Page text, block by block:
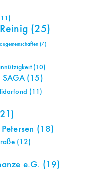
(25)
(7)
(10)
SAGA(15)
(11)
(18)
(12)
e.G. (19)